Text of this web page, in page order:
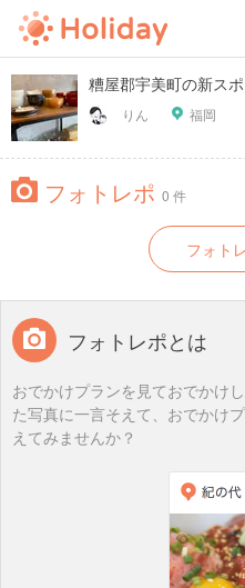
糟屋郡宇美町の新ス
りん 福岡
フォトレポ 0 件
フォト
フォトレポとは
おでかけプランを見ておでかけ
た写真に一言そえて、おでかけ
えてみませんか？